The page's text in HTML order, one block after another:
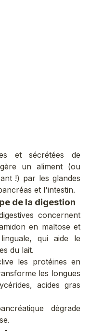
et sécrétées de
un aliment (ou
!) par les glandes
et l'intestin.
de la digestion
concernent
en maltose et
qui aide le
du lait.
les protéines en
les longues
acides gras
dégrade